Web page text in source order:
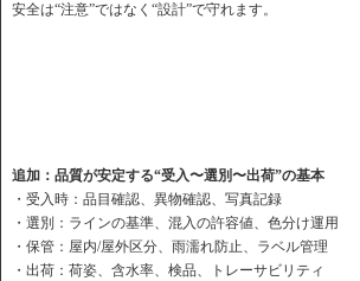
安全は“注意”ではなく“設計”で守れます。
追加：品質が安定する“受入〜選別〜出荷”の基本
・受入時：品目確認、異物確認、写真記録
・選別：ラインの基準、混入の許容値、色分け運用
・保管：屋内/屋外区分、雨濡れ防止、ラベル管理
・出荷：荷姿、含水率、検品、トレーサビリティ